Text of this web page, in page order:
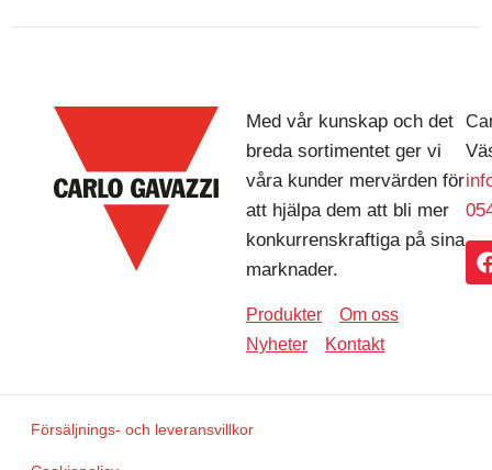
Med vår kunskap och det
breda sortimentet ger vi
våra kunder mervärden för
att hjälpa dem att bli mer
konkurrenskraftiga på sina
marknader.
Produkter
Om oss
Nyheter
Kontakt
Försäljnings- och leveransvillkor